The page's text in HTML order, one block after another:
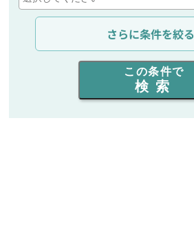
通信距離を選ぶ
出力を選ぶ
同時通話人数を選ぶ
さらに条件を絞る
この条件で
検索